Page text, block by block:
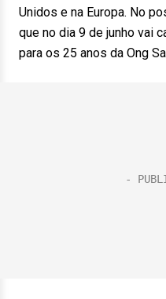
Unidos e na Europa. No
que no dia 9 de junho vai
para os 25 anos da Ong